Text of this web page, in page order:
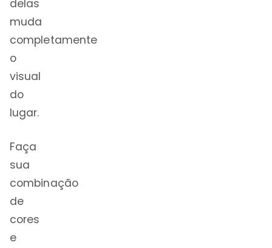
delas
muda
completamente
o
visual
do
lugar.
Faça
sua
combinação
de
cores
e